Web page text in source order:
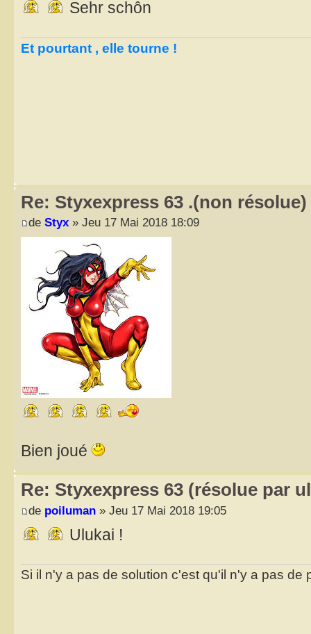
Sehr schôn
Et pourtant , elle tourne !
Re: Styxexpress 63 .(non résolue)
de Styx » Jeu 17 Mai 2018 18:09
Bien joué
Re: Styxexpress 63 (résolue par
de poiluman » Jeu 17 Mai 2018 19:05
Ulukai !
Si il n'y a pas de solution c'est qu'il n'y a pas de